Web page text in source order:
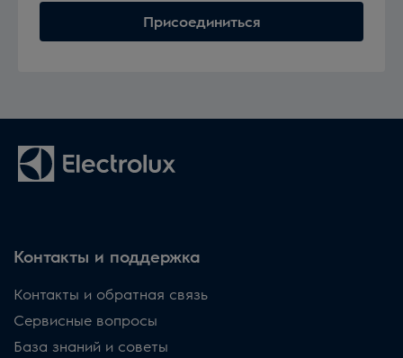
Присоединиться
Контакты и поддержка
Контакты и обратная связь
Сервисные вопросы
База знаний и советы